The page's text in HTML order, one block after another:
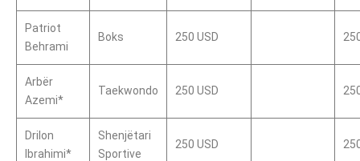
Patriot
Behrami
Boks 250 USD
Arbër
Azemi*
Taekwondo 250 USD
Drilon
Ibrahimi*
Shenjëtari
Sportive
250 USD